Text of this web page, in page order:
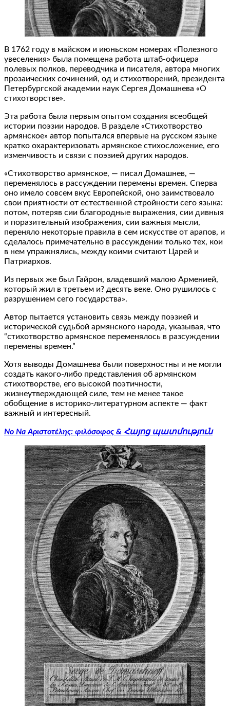
В 1762 году в майском и июньском номерах «Полезного
увеселения» была помещена работа штаб-офицера
полевых полков, переводчика и писателя, автора многих
прозаических сочинений, од и стихотворений, президента
Петербургской академии наук Сергея Домашнева «О
стихотворстве».
Эта работа была первым опытом создания всеобщей
истории поэзии народов. В разделе «Стихотворство
армянское» автор попытался впервые на русском языке
кратко охарактеризовать армянское стихосложение, его
изменчивость и связи с поэзией других народов.
«Стихотворство армянское, — писал Домашнев, —
переменялось в рассуждении перемены времен. Сперва
оно имело совсем вкус Европейской, оно заимствовало
свои приятности от естественной стройности сего языка:
потом, потеряв сии благородные выражения, сии дивныя
и поразительный изображения, сии важныя мысли,
переняло некоторые правила в сем искусстве от арапов, и
сделалось примечательно в рассуждении только тех, кои
в нем упражнялись, между коими считают Царей и
Патриархов.
Из первых же был Гайрон, владевший малою Арменией,
который жил в третьем и? десять веке. Оно рушилось с
разрушением сего государства».
Автор пытается установить связь между поэзией и
исторической судьбой армянского народа, указывая, что
“стихотворство армянское переменялось в разсуждении
перемены времен.”
Хотя выводы Домашнева были поверхностны и не могли
создать какого-либо представления об армянском
стихотворстве, его высокой поэтичности,
жизнеутверждающей силе, тем не менее такое
обобщение в историко-литературном аспекте — факт
важный и интересный.
No Na Αριστοτέλης: φιλόσοφος & Հայոց պատմություն